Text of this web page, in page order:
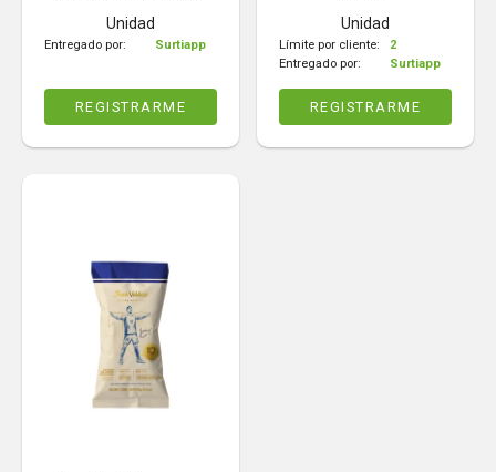
Unidad
Entregado por: Surtiapp
REGISTRARME
Unidad
Límite por cliente:
2
Entregado por:
Surtiapp
REGISTRARME